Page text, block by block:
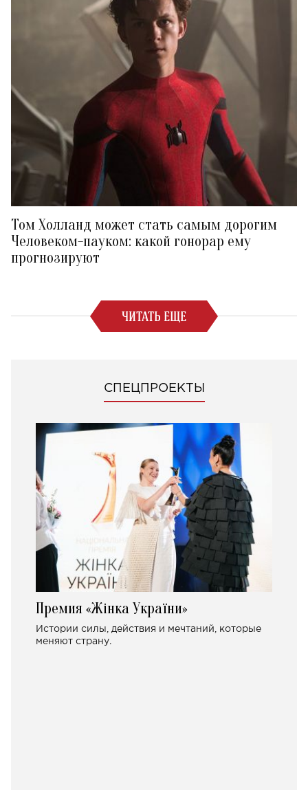
Том Холланд может стать самым дорогим
Человеком-пауком: какой гонорар ему
прогнозируют
ЧИТАТЬ ЕЩЕ
СПЕЦПРОЕКТЫ
Премия «Жінка України»
Истории силы, действия и мечтаний, которые
меняют страну.